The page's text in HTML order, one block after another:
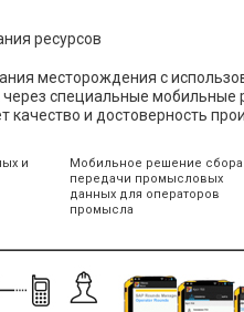
ресурсов
месторождения с
специальные мобильные
и достоверность
и
Мобильное решение сбора
передачи промысловых
данных для операторов
промысла